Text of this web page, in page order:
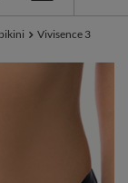
Vivisence 3002